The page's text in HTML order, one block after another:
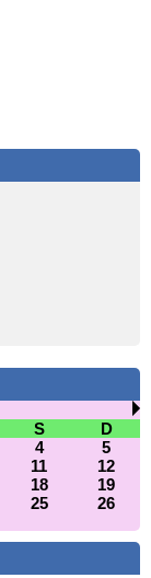
S
D
4
5
11
12
18
19
25
26